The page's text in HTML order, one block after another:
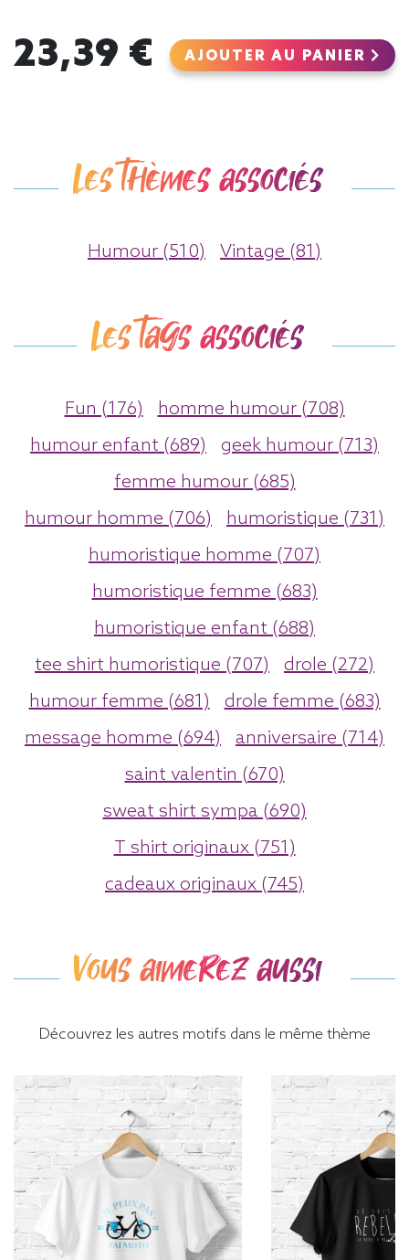
23,39 € AJOUTER AU PANIER
Les thèmes associés
Humour (510) Vintage (81)
Les tags associés
Fun (176)
homme humour (708)
humour enfant (689)
geek humour (713)
femme humour (685)
humour homme (706)
humoristique (731)
humoristique homme (707)
humoristique femme (683)
humoristique enfant (688)
tee shirt humoristique (707)
drole (272)
humour femme (681)
drole femme (683)
message homme (694)
anniversaire (714)
saint valentin (670)
sweat shirt sympa (690)
T shirt originaux (751)
cadeaux originaux (745)
Vous aimerez aussi
Découvrez les autres motifs dans le même thème